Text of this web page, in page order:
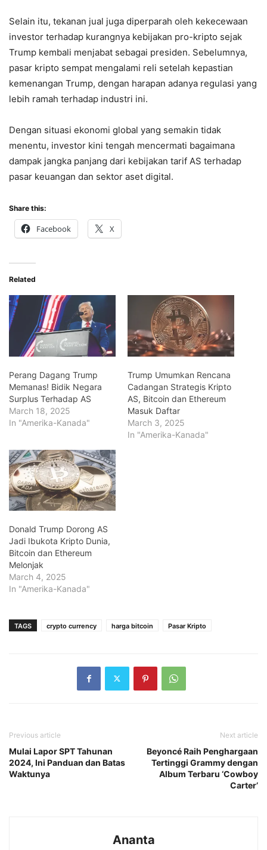
Selain itu, tekanan jual juga diperparah oleh kekecewaan
investor terhadap kurangnya kebijakan pro-kripto sejak
Trump kembali menjabat sebagai presiden. Sebelumnya,
pasar kripto sempat mengalami reli setelah kepastian
kemenangan Trump, dengan harapan adanya regulasi yang
lebih ramah terhadap industri ini.
Dengan situasi ekonomi global yang semakin tidak
menentu, investor kini tengah mencermati bagaimana
dampak jangka panjang dari kebijakan tarif AS terhadap
pasar keuangan dan sektor aset digital.
Share this:
Facebook X
Related
Perang Dagang Trump
Memanas! Bidik Negara
Surplus Terhadap AS
March 18, 2025
In "Amerika-Kanada"
Trump Umumkan Rencana
Cadangan Strategis Kripto
AS, Bitcoin dan Ethereum
Masuk Daftar
March 3, 2025
In "Amerika-Kanada"
Donald Trump Dorong AS
Jadi Ibukota Kripto Dunia,
Bitcoin dan Ethereum
Melonjak
March 4, 2025
In "Amerika-Kanada"
TAGS crypto currency harga bitcoin Pasar Kripto
Previous article
Mulai Lapor SPT Tahunan
2024, Ini Panduan dan Batas
Waktunya
Next article
Beyoncé Raih Penghargaan
Tertinggi Grammy dengan
Album Terbaru ‘Cowboy
Carter’
Ananta